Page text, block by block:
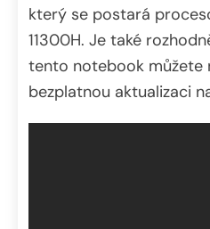
který se postará
11300H. Je také
tento notebook můžete
bezplatnou aktualizaci